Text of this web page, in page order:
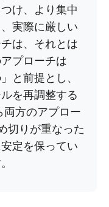
け、より集中
実際に厳しい
は、それとは
プローチは
と前提とし、
を再調整する
両方のアプロー
切りが重なった
定を保ってい